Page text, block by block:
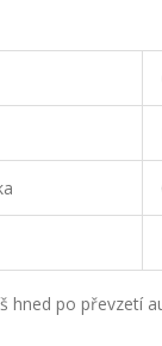
hned po převzetí